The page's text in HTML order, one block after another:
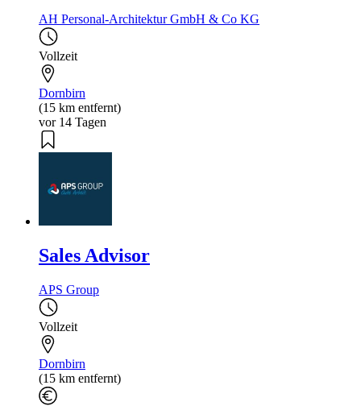
AH Personal-Architektur GmbH & Co KG
Vollzeit
Dornbirn
(15 km entfernt)
vor 14 Tagen
Sales Advisor
APS Group
Vollzeit
Dornbirn
(15 km entfernt)